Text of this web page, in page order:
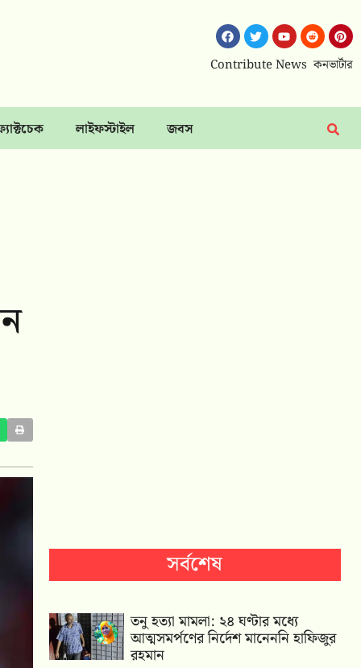
Contribute News কনভার্টার
লাইফস্টাইল জবস
সর্বশেষ
তনু হত্যা মামলা: ২৪ ঘণ্টার মধ্যে
আত্মসমর্পণের নির্দেশ মানেননি হাফিজুর
রহমান